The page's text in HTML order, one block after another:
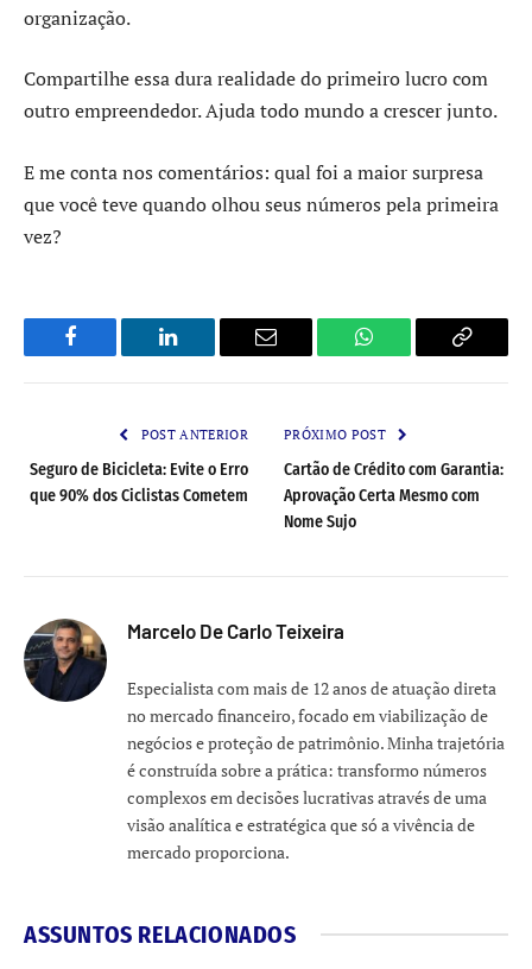
organização.
Compartilhe essa dura realidade do primeiro lucro com
outro empreendedor. Ajuda todo mundo a crescer junto.
E me conta nos comentários: qual foi a maior surpresa
que você teve quando olhou seus números pela primeira
vez?
Facebook LinkedIn Email WhatsApp Copy
POST ANTERIOR
Seguro de Bicicleta: Evite o Erro
que 90% dos Ciclistas Cometem
PRÓXIMO POST
Cartão de Crédito com Garantia:
Aprovação Certa Mesmo com
Nome Sujo
Marcelo De Carlo Teixeira
Especialista com mais de 12 anos de atuação direta
no mercado financeiro, focado em viabilização de
negócios e proteção de patrimônio. Minha trajetória
é construída sobre a prática: transformo números
complexos em decisões lucrativas através de uma
visão analítica e estratégica que só a vivência de
mercado proporciona.
ASSUNTOS RELACIONADOS